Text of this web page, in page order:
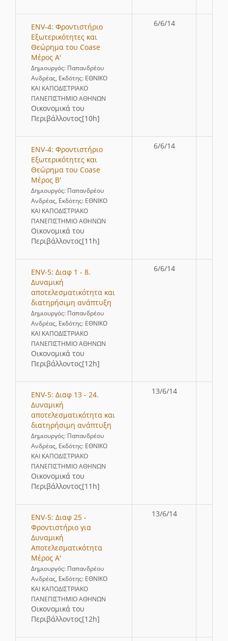
ENV-4: Φροντιστήριο
Εξωτερικότητες και
Θεώρημα του Coase
Μέρος Α'
Δημιουργός: Παπανδρέου
Ανδρέας, Εκδότης: ΕΘΝΙΚΟ
ΚΑΙ ΚΑΠΟΔΙΣΤΡΙΑΚΟ
ΠΑΝΕΠΙΣΤΗΜΙΟ ΑΘΗΝΩΝ
Οικονομικά του
Περιβάλλοντος[10h]
6/6/14
ENV-4: Φροντιστήριο
Εξωτερικότητες και
Θεώρημα του Coase
Μέρος Β'
Δημιουργός: Παπανδρέου
Ανδρέας, Εκδότης: ΕΘΝΙΚΟ
ΚΑΙ ΚΑΠΟΔΙΣΤΡΙΑΚΟ
ΠΑΝΕΠΙΣΤΗΜΙΟ ΑΘΗΝΩΝ
Οικονομικά του
Περιβάλλοντος[11h]
6/6/14
ENV-5: Διαφ 1 - 8.
Δυναμική
αποτελεσματικότητα και
διατηρήσιμη ανάπτυξη
Δημιουργός: Παπανδρέου
Ανδρέας, Εκδότης: ΕΘΝΙΚΟ
ΚΑΙ ΚΑΠΟΔΙΣΤΡΙΑΚΟ
ΠΑΝΕΠΙΣΤΗΜΙΟ ΑΘΗΝΩΝ
Οικονομικά του
Περιβάλλοντος[12h]
6/6/14
ENV-5: Διαφ 13 - 24.
Δυναμική
αποτελεσματικότητα και
διατηρήσιμη ανάπτυξη
Δημιουργός: Παπανδρέου
Ανδρέας, Εκδότης: ΕΘΝΙΚΟ
ΚΑΙ ΚΑΠΟΔΙΣΤΡΙΑΚΟ
ΠΑΝΕΠΙΣΤΗΜΙΟ ΑΘΗΝΩΝ
Οικονομικά του
Περιβάλλοντος[11h]
13/6/14
ENV-5: Διαφ 25 -
Φροντιστήριο για
Δυναμική
Αποτελεσματικότητα
Μέρος Α'
Δημιουργός: Παπανδρέου
Ανδρέας, Εκδότης: ΕΘΝΙΚΟ
ΚΑΙ ΚΑΠΟΔΙΣΤΡΙΑΚΟ
ΠΑΝΕΠΙΣΤΗΜΙΟ ΑΘΗΝΩΝ
Οικονομικά του
Περιβάλλοντος[12h]
13/6/14